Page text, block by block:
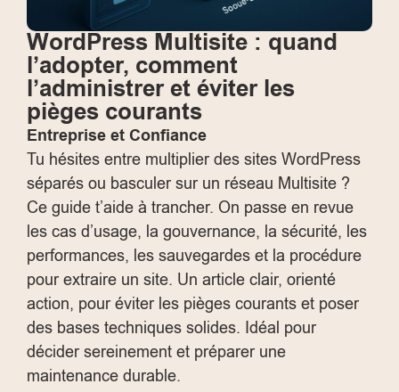
WordPress Multisite : quand
l’adopter, comment
l’administrer et éviter les
pièges courants
Entreprise et Confiance
Tu hésites entre multiplier des sites WordPress
séparés ou basculer sur un réseau Multisite ?
Ce guide t’aide à trancher. On passe en revue
les cas d’usage, la gouvernance, la sécurité, les
performances, les sauvegardes et la procédure
pour extraire un site. Un article clair, orienté
action, pour éviter les pièges courants et poser
des bases techniques solides. Idéal pour
décider sereinement et préparer une
maintenance durable.